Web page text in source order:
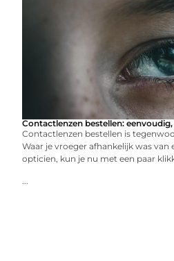
Contactlenzen bestellen:
Contactlenzen bestellen is
Waar je vroeger afhankelijk was van
opticien, kun je nu met een paar
...